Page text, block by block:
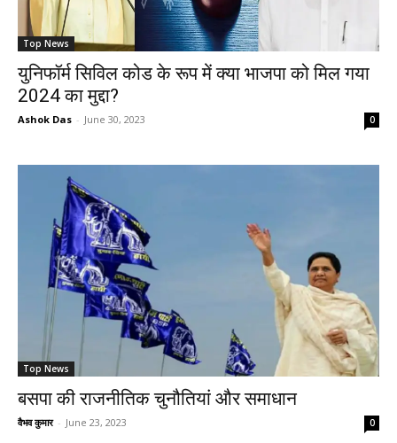
Top News
युनिफॉर्म सिविल कोड के रूप में क्या भाजपा को मिल गया
2024 का मुद्दा?
Ashok Das - June 30, 2023 0
Top News
बसपा की राजनीतिक चुनौतियां और समाधान
वैभव कुमार - June 23, 2023 0